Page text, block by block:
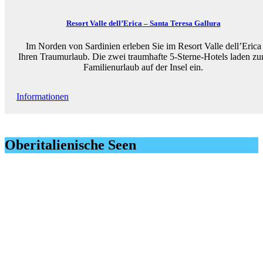
Resort Valle dell’Erica – Santa Teresa Gallura
Im Norden von Sardinien erleben Sie im Resort Valle dell’Erica
Ihren Traumurlaub. Die zwei traumhafte 5-Sterne-Hotels laden
Familienurlaub auf der Insel ein.
Informationen
Oberitalienische Seen